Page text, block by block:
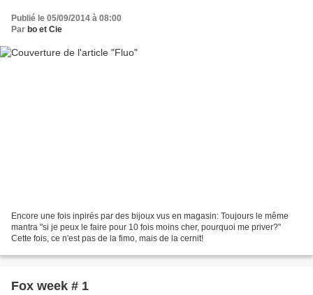
Publié le 05/09/2014 à 08:00
Par bo et Cie
Encore une fois inpirés par des bijoux vus en magasin: Toujours le même
mantra "si je peux le faire pour 10 fois moins cher, pourquoi me priver?"
Cette fois, ce n'est pas de la fimo, mais de la cernit!
Fox week # 1